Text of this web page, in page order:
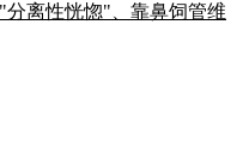
分离性恍惚"、靠鼻饲管维